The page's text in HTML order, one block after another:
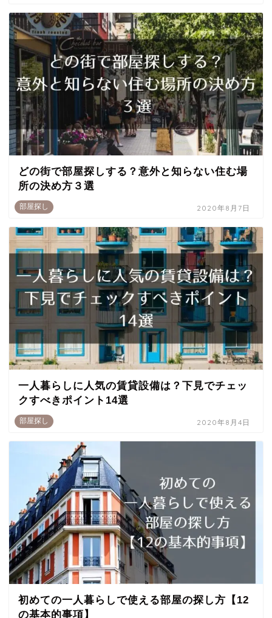
部屋探し
どの街で部屋探しする？意外と知らない住む場
所の決め方３選
2020年8月7日
部屋探し
一人暮らしに人気の賃貸設備は？下見でチェッ
クすべきポイント14選
2020年8月4日
初めての一人暮らしで使える部屋の探し方【12
の基本的事項】